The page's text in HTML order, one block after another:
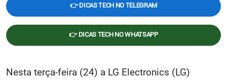
👉 DICAS TECH NO TELEGRAM
👉 DICAS TECH NO WHATSAPP
Nesta terça-feira (24) a LG Electronics (LG)